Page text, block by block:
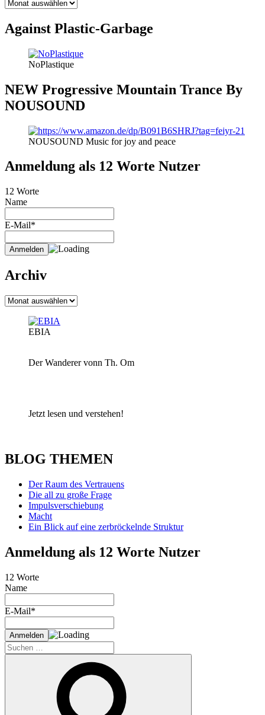
Against Plastic-Garbage
NoPlastique
NEW Progressive Mountain Trance By
NOUSOUND
NOUSOUND Music for joy and peace
Anmeldung als 12 Worte Nutzer
12 Worte
Name
E-Mail*
Archiv
Archiv
EBIA
Der Wanderer vonn Th. Om
Jetzt lesen und verstehen!
BLOG THEMEN
Der Raum des Vertrauens
Die all zu große Frage
Impulsverschiebung
Macht
Ein Blick auf eine zerbröckelnde Struktur
Anmeldung als 12 Worte Nutzer
12 Worte
Name
E-Mail*
Suche
nach: